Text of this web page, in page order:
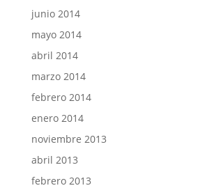
junio 2014
mayo 2014
abril 2014
marzo 2014
febrero 2014
enero 2014
noviembre 2013
abril 2013
febrero 2013